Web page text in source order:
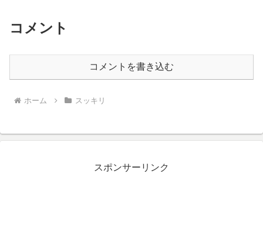
コメント
コメントを書き込む
ホーム スッキリ
スポンサーリンク